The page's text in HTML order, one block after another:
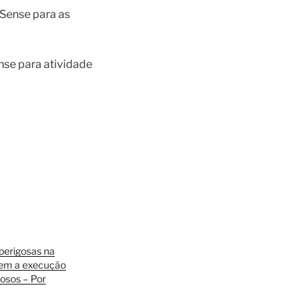
para as
para atividade
na
a execução
– Por